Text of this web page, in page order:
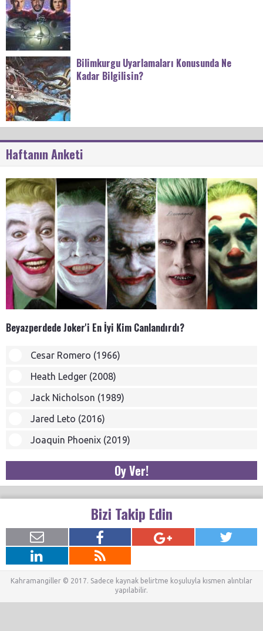
Bilimkurgu Uyarlamaları Konusunda Ne
Kadar Bilgilisin?
Haftanın Anketi
Beyazperdede Joker'i En İyi Kim Canlandırdı?
Cesar Romero (1966)
Heath Ledger (2008)
Jack Nicholson (1989)
Jared Leto (2016)
Joaquin Phoenix (2019)
Oy Ver!
Bizi Takip Edin
Kahramangiller © 2017. Sadece kaynak belirtme koşuluyla kısmen alıntılar
yapılabilir.